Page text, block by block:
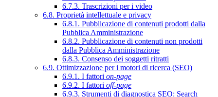
6.7.3. Trascrizioni per i video
6.8. Proprietà intellettuale e privacy
6.8.1. Pubblicazione di contenuti prodotti dalla
Pubblica Amministrazione
6.8.2. Pubblicazione di contenuti non prodotti
dalla Pubblica Amministrazione
6.8.3. Consenso dei soggetti ritratti
6.9. Ottimizzazione per i motori di ricerca (SEO)
6.9.1. I fattori on-page
6.9.2. I fattori off-page
6.9.3. Strumenti di diagnostica SEO: Search